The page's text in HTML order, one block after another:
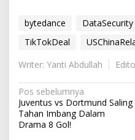
bytedance DataSecurity
TikTokDeal
Writer: Yanti Abdullah
N
a
v
Pos sebelumnya
Juventus vs Dortmund Saling
Tahan Imbang Dalam
Drama 8 Gol!